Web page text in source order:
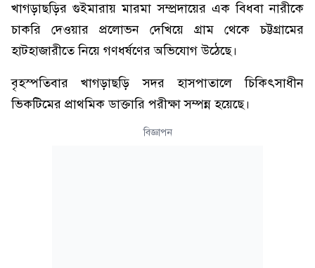
খাগড়াছড়ির গুইমারায় মারমা সম্প্রদায়ের এক বিধবা নারীকে
চাকরি দেওয়ার প্রলোভন দেখিয়ে গ্রাম থেকে চট্টগ্রামের
হাটহাজারীতে নিয়ে গণধর্ষণের অভিযোগ উঠেছে।
বৃহস্পতিবার খাগড়াছড়ি সদর হাসপাতালে চিকিৎসাধীন
ভিকটিমের প্রাথমিক ডাক্তারি পরীক্ষা সম্পন্ন হয়েছে।
বিজ্ঞাপন